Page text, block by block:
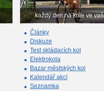
každý den na kole ve
Články
Diskuze
Test skládacích kol
Elektrokola
Bazar městských kol
Kalendář akcí
Seznamka